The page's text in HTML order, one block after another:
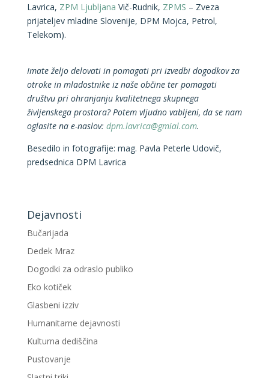
Lavrica, ZPM Ljubljana Vič-Rudnik, ZPMS – Zveza
prijateljev mladine Slovenije, DPM Mojca, Petrol,
Telekom).
Imate željo delovati in pomagati pri izvedbi dogodkov za
otroke in mladostnike iz naše občine ter pomagati
društvu pri ohranjanju kvalitetnega skupnega
življenskega prostora? Potem vljudno vabljeni, da se nam
oglasite na e-naslov: dpm.lavrica@gmial.com.
Besedilo in fotografije: mag. Pavla Peterle Udovič,
predsednica DPM Lavrica
Dejavnosti
Bučarijada
Dedek Mraz
Dogodki za odraslo publiko
Eko kotiček
Glasbeni izziv
Humanitarne dejavnosti
Kulturna dediščina
Pustovanje